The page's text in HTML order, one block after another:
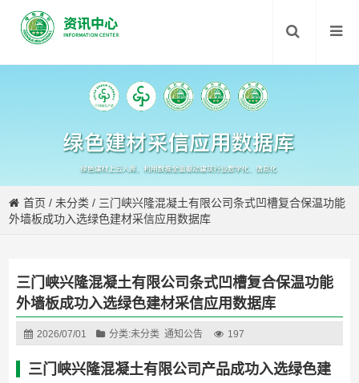
首页 /未分类 / 三门峡兴隆混凝土有限公司条式凹槽复合保温功能
外墙板成功入选绿色建材采信应用数据库
三门峡兴隆混凝土有限公司条式凹槽复合保温功能
外墙板成功入选绿色建材采信应用数据库
2026/07/01 分类:未分类 通知公告 197
三门峡兴隆混凝土有限公司产品成功入选绿色建